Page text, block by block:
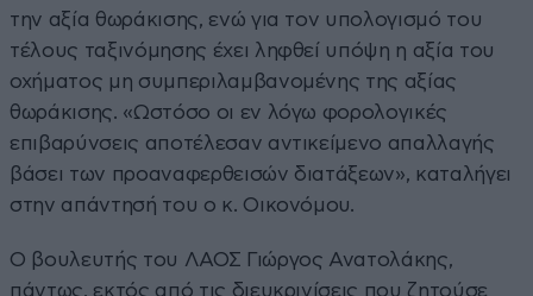
την αξία θωράκισης, ενώ για τον υπολογισμό του
τέλους ταξινόμησης έχει ληφθεί υπόψη η αξία του
οχήματος μη συμπεριλαμβανομένης της αξίας
θωράκισης. «Ωστόσο οι εν λόγω φορολογικές
επιβαρύνσεις αποτέλεσαν αντικείμενο απαλλαγής
βάσει των προαναφερθεισών διατάξεων», καταλήγει
στην απάντησή του ο κ. Οικονόμου.
Ο βουλευτής του ΛΑΟΣ Γιώργος Ανατολάκης,
πάντως, εκτός από τις διευκρινίσεις που ζητούσε